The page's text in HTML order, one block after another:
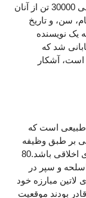
یا پیاده رو طرح آنها را کشیده بودند. تصاویر خالی 30000 تن از آنان
سن، و تاریخ
یک نویسنده
خبابانی شد که
است، آشکار
طبیعی است که
بر طبق وظیفه
سنتی او بمنزله یک زن و مادر، تاکید بر ارزشهای اخلاقی باشد.80
و سپر در
لاتین مبارزه خود
آنها قادر بودند موقعیت